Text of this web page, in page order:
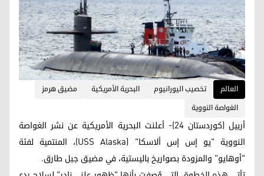
العالم تخصيب اليورانيوم البحرية الأمريكية
مضيق هرمز
الغواصة النووية
أربيل (كوردستان 24)- أعلنت البحرية الأمريكية عن نشر الغواصة
النووية "يو إس إس ألاسكا" (USS Alaska)، المنتمية لفئة
"أوهايو" والمزودة بصواريخ باليستية، في مضيق جبل طارق.